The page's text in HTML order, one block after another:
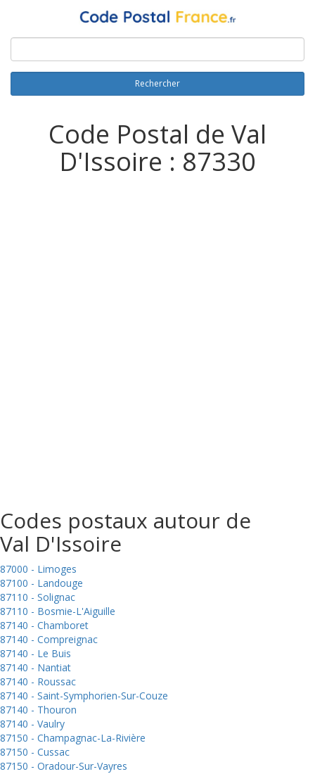
Rechercher
Code Postal de Val
D'Issoire : 87330
Codes postaux autour de
Val D'Issoire
87000 - Limoges
87100 - Landouge
87110 - Solignac
87110 - Bosmie-L'Aiguille
87140 - Chamboret
87140 - Compreignac
87140 - Le Buis
87140 - Nantiat
87140 - Roussac
87140 - Saint-Symphorien-Sur-Couze
87140 - Thouron
87140 - Vaulry
87150 - Champagnac-La-Rivière
87150 - Cussac
87150 - Oradour-Sur-Vayres